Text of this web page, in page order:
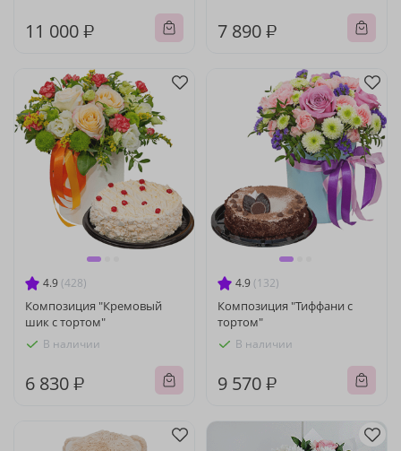
11 000 ₽ 7 890 ₽
4.9 (428)
Композиция "Кремовый
шик с тортом"
В наличии
6 830 ₽
4.9 (132)
Композиция "Тиффани с
тортом"
В наличии
9 570 ₽